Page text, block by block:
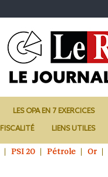
LES OPA EN 7 EXERCICES
FISCALITÉ LIENS UTILES
PSI 20 Pétrole Or